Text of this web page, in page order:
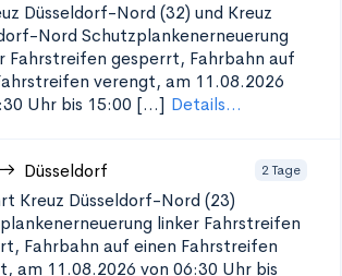
Düsseldorf-Nord (32) und Kreuz
Nord Schutzplankenerneuerung
Fahrstreifen gesperrt, Fahrbahn auf
verengt, am 11.08.2026
Uhr bis 15:00 [...] Details...
Düsseldorf 2 Tage
Kreuz Düsseldorf-Nord (23)
linker Fahrstreifen
Fahrbahn auf einen Fahrstreifen
am 11.08.2026 von 06:30 Uhr bis